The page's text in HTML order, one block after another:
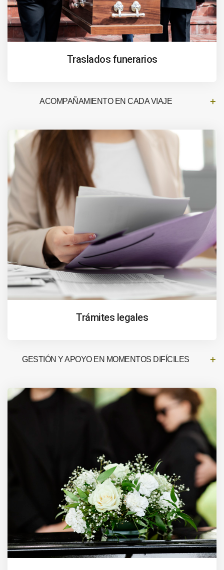
Traslados funerarios
ACOMPAÑAMIENTO EN CADA VIAJE
Trámites legales
GESTIÓN Y APOYO EN MOMENTOS DIFÍCILES